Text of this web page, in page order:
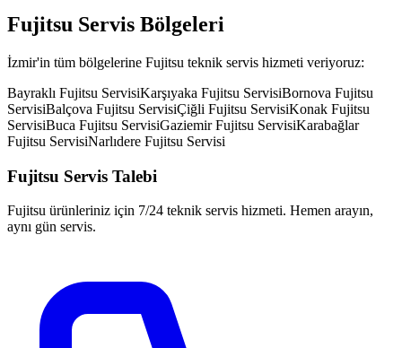
Fujitsu Servis Bölgeleri
İzmir'in tüm bölgelerine Fujitsu teknik servis hizmeti veriyoruz:
Bayraklı Fujitsu ServisiKarşıyaka Fujitsu ServisiBornova Fujitsu
ServisiBalçova Fujitsu ServisiÇiğli Fujitsu ServisiKonak Fujitsu
ServisiBuca Fujitsu ServisiGaziemir Fujitsu ServisiKarabağlar
Fujitsu ServisiNarlıdere Fujitsu Servisi
Fujitsu Servis Talebi
Fujitsu ürünleriniz için 7/24 teknik servis hizmeti. Hemen arayın,
aynı gün servis.